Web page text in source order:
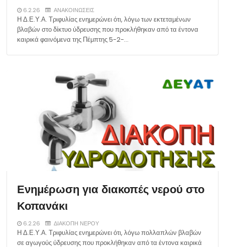
6.2.26 ΑΝΑΚΟΙΝΩΣΕΙΣ
Η Δ.Ε.Υ.Α. Τριφυλίας ενημερώνει ότι, λόγω των εκτεταμένων
βλαβών στο δίκτυο ύδρευσης που προκλήθηκαν από τα έντονα
καιρικά φαινόμενα της Πέμπτης 5-2-…
Ενημέρωση για διακοπές νερού στο
Κοπανάκι
6.2.26 ΔΙΑΚΟΠΗ ΝΕΡΟΥ
Η Δ.Ε.Υ.Α. Τριφυλίας ενημερώνει ότι, λόγω πολλαπλών βλαβών
σε αγωγούς ύδρευσης που προκλήθηκαν από τα έντονα καιρικά